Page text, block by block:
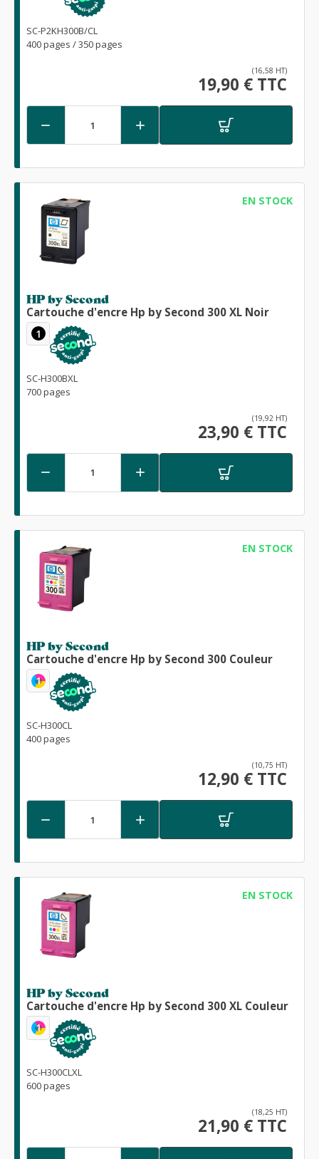
SC-P2KH300B/CL
400 pages / 350 pages
(16,58 HT)
19,90 € TTC
 
EN STOCK
HP by Second
Cartouche d'encre Hp by Second 300 XL Noir
1
SC-H300BXL
700 pages
(19,92 HT)
23,90 € TTC
 
EN STOCK
HP by Second
Cartouche d'encre Hp by Second 300 Couleur
1
SC-H300CL
400 pages
(10,75 HT)
12,90 € TTC
 
EN STOCK
HP by Second
Cartouche d'encre Hp by Second 300 XL Couleur
1
SC-H300CLXL
600 pages
(18,25 HT)
21,90 € TTC